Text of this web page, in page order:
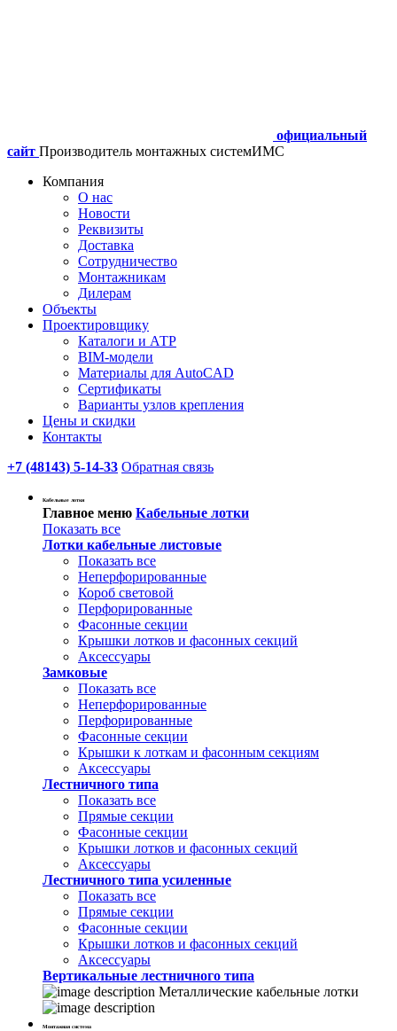
официальный
сайт Производитель монтажных системИМС
Компания
О нас
Новости
Реквизиты
Доставка
Сотрудничество
Монтажникам
Дилерам
Объекты
Проектировщику
Каталоги и АТР
BIM-модели
Материалы для AutoCAD
Сертификаты
Варианты узлов крепления
Цены и скидки
Контакты
+7 (48143) 5-14-33 Обратная связь
Кабельные лотки
Главное меню Кабельные лотки
Показать все
Лотки кабельные листовые
Показать все
Неперфорированные
Короб световой
Перфорированные
Фасонные секции
Крышки лотков и фасонных секций
Аксессуары
Замковые
Показать все
Неперфорированные
Перфорированные
Фасонные секции
Крышки к лоткам и фасонным секциям
Аксессуары
Лестничного типа
Показать все
Прямые секции
Фасонные секции
Крышки лотков и фасонных секций
Аксессуары
Лестничного типа усиленные
Показать все
Прямые секции
Фасонные секции
Крышки лотков и фасонных секций
Аксессуары
Вертикальные лестничного типа
Металлические кабельные лотки
Монтажная система